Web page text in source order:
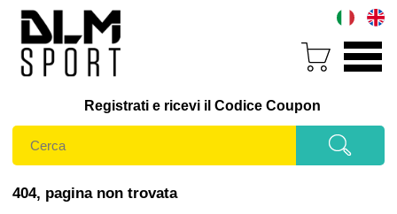
Registrati e ricevi il Codice Coupon
404, pagina non trovata